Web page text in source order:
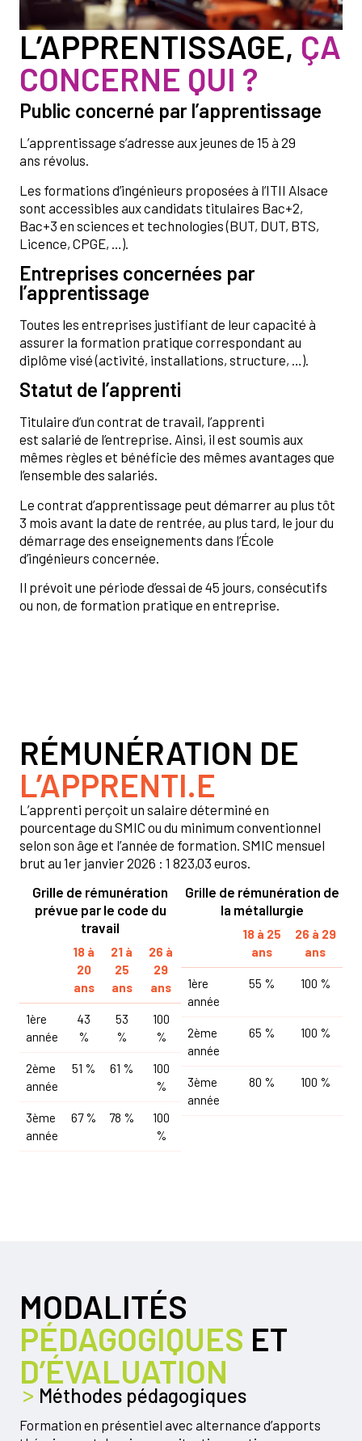
L’APPRENTISSAGE, ÇA
CONCERNE QUI ?
Public concerné par l’apprentissage
L’apprentissage s’adresse aux jeunes de 15 à 29
ans révolus.
Les formations d’ingénieurs proposées à l’ITII Alsace
sont accessibles aux candidats titulaires Bac+2,
Bac+3 en sciences et technologies (BUT, DUT, BTS,
Licence, CPGE, …).
Entreprises concernées par
l’apprentissage
Toutes les entreprises justifiant de leur capacité à
assurer la formation pratique correspondant au
diplôme visé (activité, installations, structure, …).
Statut de l’apprenti
Titulaire d’un contrat de travail, l’apprenti
est salarié de l’entreprise. Ainsi, il est soumis aux
mêmes règles et bénéficie des mêmes avantages que
l’ensemble des salariés.
Le contrat d’apprentissage peut démarrer au plus tôt
3 mois avant la date de rentrée, au plus tard, le jour du
démarrage des enseignements dans l’École
d’ingénieurs concernée.
Il prévoit une période d’essai de 45 jours, consécutifs
ou non, de formation pratique en entreprise.
RÉMUNÉRATION DE
L’APPRENTI.E
L’apprenti perçoit un salaire déterminé en
pourcentage du SMIC ou du minimum conventionnel
selon son âge et l’année de formation. SMIC mensuel
brut au 1er janvier 2026 : 1 823,03 euros.
Grille de rémunération
prévue par le code du
travail
18 à
20
ans
21 à
25
ans
26 à
29
ans
1ère
année
43
%
53
%
100
%
2ème
année
51 % 61 %
100
%
3ème
année
67 % 78 %
100
%
Grille de rémunération de
la métallurgie
18 à 25
ans
26 à 29
ans
1ère
année
55 % 100 %
2ème
année
65 % 100 %
3ème
année
80 % 100 %
MODALITÉS
PÉDAGOGIQUES ET
D’ÉVALUATION
Méthodes pédagogiques
Formation en présentiel avec alternance d’apports